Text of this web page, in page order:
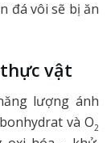
đá vôi sẽ bị ăn
vật
lượng ánh
và O2